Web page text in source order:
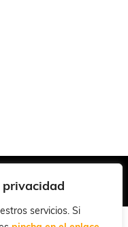
privacidad
servicios. Si